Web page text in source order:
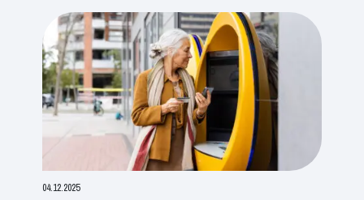
04.12.2025